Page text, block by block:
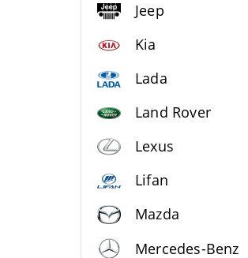
Jeep
Kia
Lada
Land Rover
Lexus
Lifan
Mazda
Mercedes-Benz